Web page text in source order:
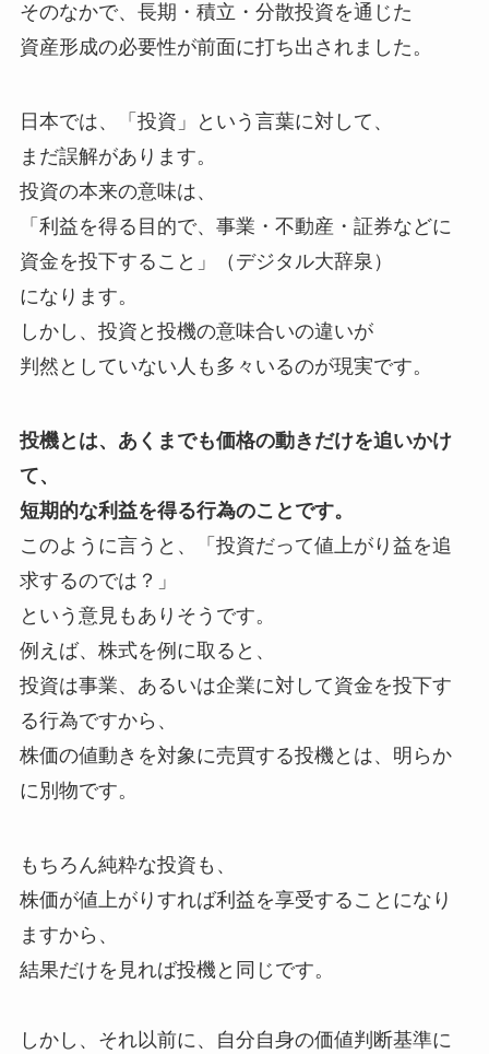
そのなかで、長期・積立・分散投資を通じた
資産形成の必要性が前面に打ち出されました。
日本では、「投資」という言葉に対して、
まだ誤解があります。
投資の本来の意味は、
「利益を得る目的で、事業・不動産・証券などに
資金を投下すること」（デジタル大辞泉）
になります。
しかし、投資と投機の意味合いの違いが
判然としていない人も多々いるのが現実です。
投機とは、あくまでも価格の動きだけを追いかけ
て、
短期的な利益を得る行為のことです。
このように言うと、「投資だって値上がり益を追
求するのでは？」
という意見もありそうです。
例えば、株式を例に取ると、
投資は事業、あるいは企業に対して資金を投下す
る行為ですから、
株価の値動きを対象に売買する投機とは、明らか
に別物です。
もちろん純粋な投資も、
株価が値上がりすれば利益を享受することになり
ますから、
結果だけを見れば投機と同じです。
しかし、それ以前に、自分自身の価値判断基準に